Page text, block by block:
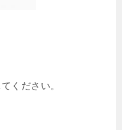
ください。